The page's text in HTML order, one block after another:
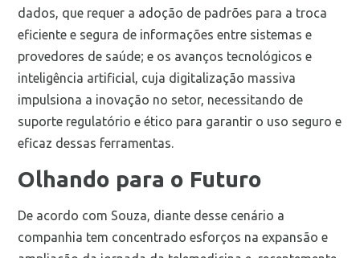
dados, que requer a adoção de padrões para a troca
eficiente e segura de informações entre sistemas e
provedores de saúde; e os avanços tecnológicos e
inteligência artificial, cuja digitalização massiva
impulsiona a inovação no setor, necessitando de
suporte regulatório e ético para garantir o uso seguro e
eficaz dessas ferramentas.
Olhando para o Futuro
De acordo com Souza, diante desse cenário a
companhia tem concentrado esforços na expansão e